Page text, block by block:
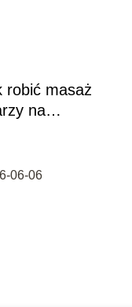
robić masaż
na
06-06